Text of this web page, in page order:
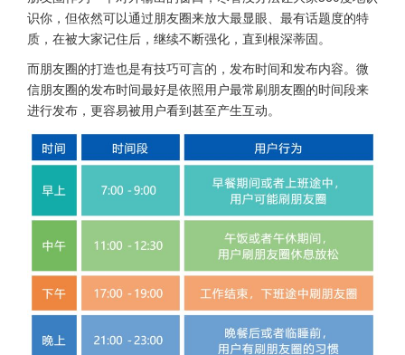
识你，但依然可以通过朋友圈来放大最显眼、最有话题度的特
质，在被大家记住后，继续不断强化，直到根深蒂固。
而朋友圈的打造也是有技巧可言的，发布时间和发布内容。微
信朋友圈的发布时间最好是依照用户最常刷朋友圈的时间段来
进行发布，更容易被用户看到甚至产生互动。